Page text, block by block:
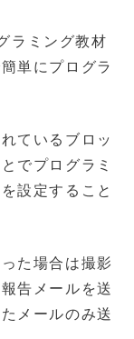
ラミング教材
単にプログラ
ているブロッ
でプログラミ
設定すること
た場合は撮影
告メールを送
メールのみ送